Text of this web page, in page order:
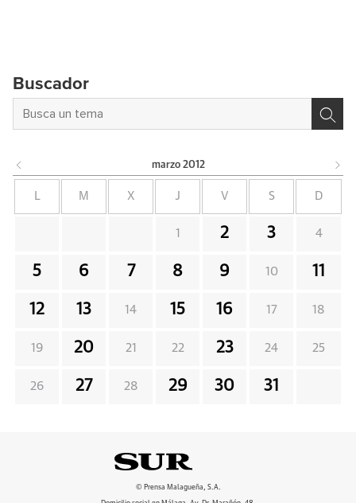
Buscador
marzo 2012
L M X J V S D
1 2 3 4
5 6 7 8 9 10 11
12 13 14 15 16 17 18
19 20 21 22 23 24 25
26 27 28 29 30 31
© Prensa Malagueña, S.A.